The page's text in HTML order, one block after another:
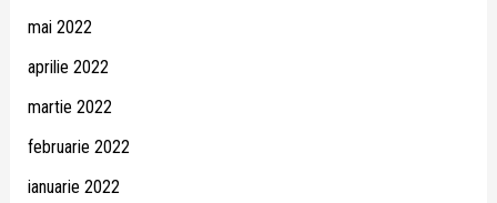
mai 2022
aprilie 2022
martie 2022
februarie 2022
ianuarie 2022